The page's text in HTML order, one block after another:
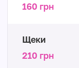
160 грн
Щеки
210 грн